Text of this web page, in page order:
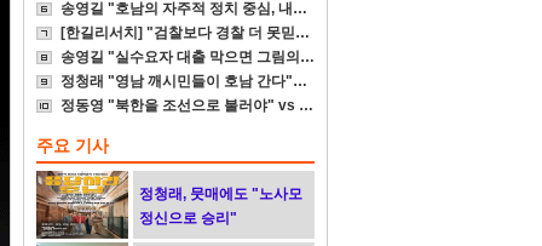
송영길 "호남의 자주적 정치 중심, 내가 다시 세우겠다"
[한길리서치] "검찰보다 경찰 더 못믿겠다"
송영길 "실수요자 대출 막으면 그림의 떡일 뿐"
정청래 "영남 깨시민들이 호남 간다"에 송영길 "참담"
정동영 "북한을 조선으로 불러야" vs 李대통령 "고민 더 하라"
주요 기사
정청래, 뭇매에도 "노사모
정신으로 승리"